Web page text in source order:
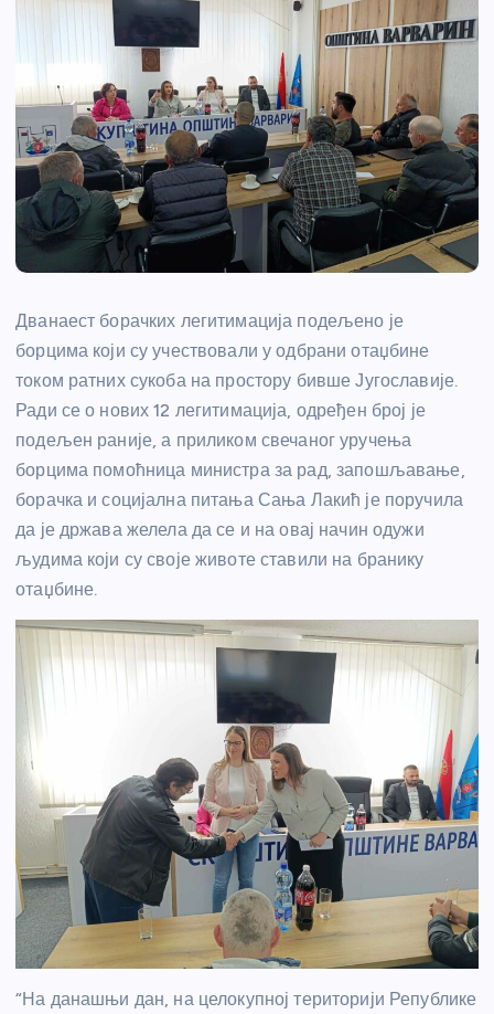
Дванаест борачких легитимација подељено је
борцима који су учествовали у одбрани отаџбине
током ратних сукоба на простору бивше Југославије.
Ради се о нових 12 легитимација, одређен број је
подељен раније, а приликом свечаног уручења
борцима помоћница министра за рад, запошљавање,
борачка и социјална питања Сања Лакић је поручила
да је држава желела да се и на овај начин одужи
људима који су своје животе ставили на бранику
отаџбине.
“На данашњи дан, на целокупној територији Републике